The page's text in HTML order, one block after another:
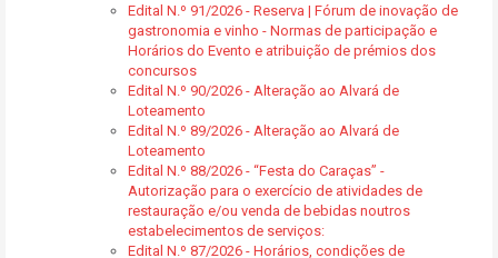
Edital N.º 91/2026 - Reserva | Fórum de inovação de
gastronomia e vinho - Normas de participação e
Horários do Evento e atribuição de prémios dos
concursos
Edital N.º 90/2026 - Alteração ao Alvará de
Loteamento
Edital N.º 89/2026 - Alteração ao Alvará de
Loteamento
Edital N.º 88/2026 - “Festa do Caraças” -
Autorização para o exercício de atividades de
restauração e/ou venda de bebidas noutros
estabelecimentos de serviços:
Edital N.º 87/2026 - Horários, condições de